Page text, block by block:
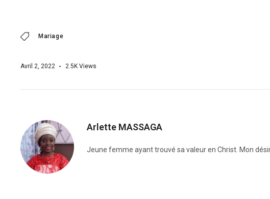
Mariage
Avril 2, 2022 2.5K Views
Arlette MASSAGA
Jeune femme ayant trouvé sa valeur en Christ. Mon